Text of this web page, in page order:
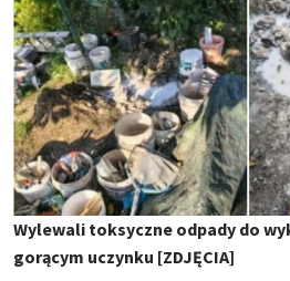
Wylewali toksyczne odpady do
gorącym uczynku [ZDJĘCIA]